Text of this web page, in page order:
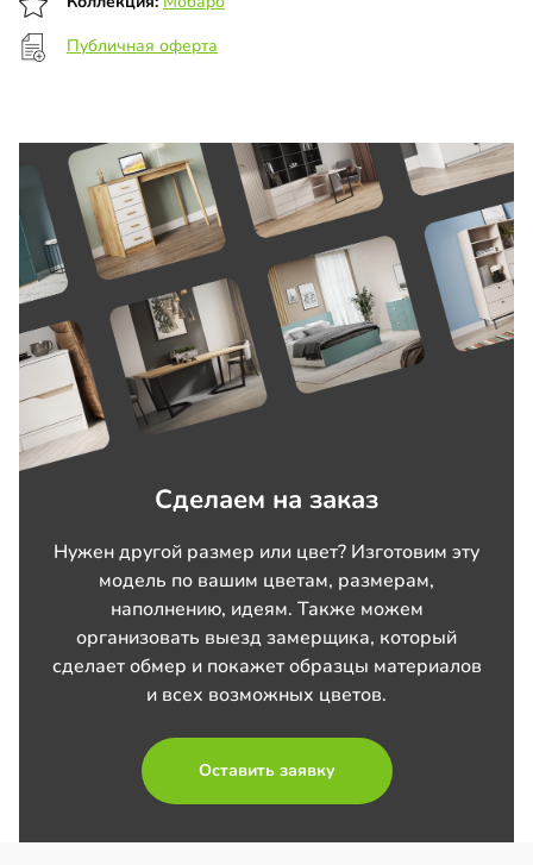
Публичная оферта
Сделаем на заказ
Нужен другой размер или цвет? Изготовим эту
модель по вашим цветам, размерам,
наполнению, идеям. Также можем
организовать выезд замерщика, который
сделает обмер и покажет образцы материалов
и всех возможных цветов.
Оставить заявку